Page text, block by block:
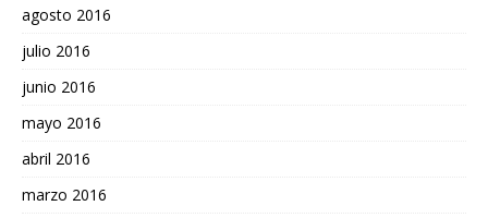
agosto 2016
julio 2016
junio 2016
mayo 2016
abril 2016
marzo 2016